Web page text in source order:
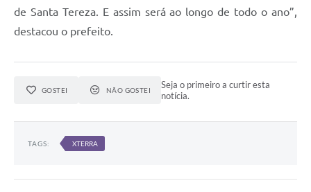
de Santa Tereza. E assim será ao longo de todo o ano”,
destacou o prefeito.
GOSTEI NÃO GOSTEI
Seja o primeiro a curtir esta
notícia.
TAGS: XTERRA